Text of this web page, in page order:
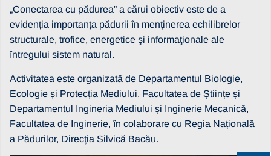
„Conectarea cu pădurea” a cărui obiectiv este de a
evidenția importanța pădurii în menținerea echilibrelor
structurale, trofice, energetice şi informaţionale ale
întregului sistem natural.
Activitatea este organizată de Departamentul Biologie,
Ecologie și Protecția Mediului, Facultatea de Științe și
Departamentul Ingineria Mediului și Inginerie Mecanică,
Facultatea de Inginerie, în colaborare cu Regia Națională
a Pădurilor, Direcția Silvică Bacău.